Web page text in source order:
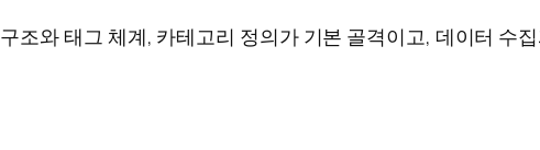
조와 태그 체계, 카테고리 정의가 기본 골격이고, 데이터 수